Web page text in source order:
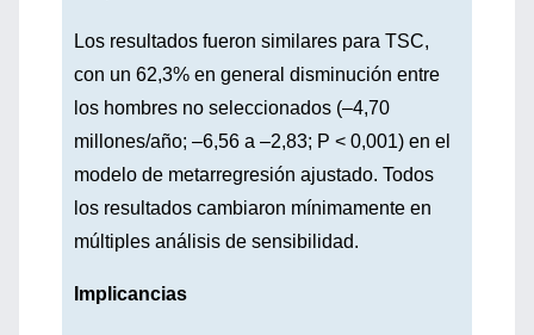
Los resultados fueron similares para TSC,
con un 62,3% en general disminución entre
los hombres no seleccionados (–4,70
millones/año; –6,56 a –2,83; P < 0,001) en el
modelo de metarregresión ajustado. Todos
los resultados cambiaron mínimamente en
múltiples análisis de sensibilidad.
Implicancias